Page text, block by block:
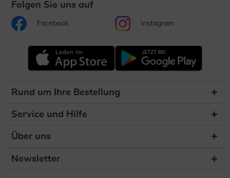
Folgen Sie uns auf
Facebook Instagram
Rund um Ihre Bestellung
Service und Hilfe
Über uns
Newsletter